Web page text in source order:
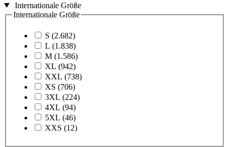
Internationale Größe
Internationale Größe
S (2.682)
L (1.838)
M (1.586)
XL (942)
XXL (738)
XS (706)
3XL (224)
4XL (94)
5XL (46)
XXS (12)